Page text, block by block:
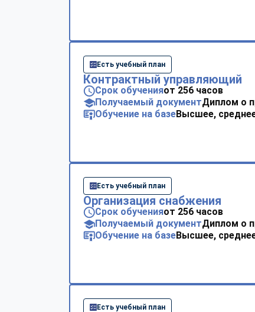
Есть учебный план
Контрактный управляющий
Срок обученияот 256 часов
Получаемый документДиплом о
Обучение на базеВысшее,
Есть учебный план
Организация снабжения
Срок обученияот 256 часов
Получаемый документДиплом о
Обучение на базеВысшее,
Есть учебный план